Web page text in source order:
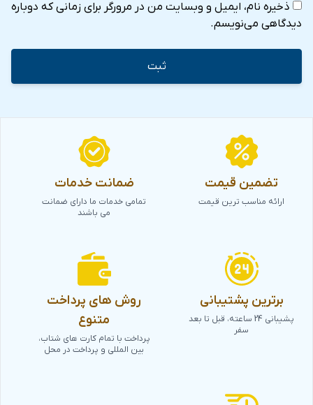
۷) مواد اولیه و افزودنی‌ها
بسته‌بندی‌شده، سالادهای آماده
محصولات بدون گلوتن، غذاهای رژیمی، سوپر‌فودها و مکمل‌ها
لجستیک، زنجیره تأمین و بسته‌بندی پیشرفته
غرفه‌های ملی و برندهای بزرگ جهانی، محصولات اختصاصی
کشورها، عرضه محصولات برندهای مطرح
نوآوری‌های استارتاپی، مفاهیم غذایی نو، فناوری‌های پایدار و
ذخیره نام، ایمیل و وبسایت من در مرورگر برای زمانی که دوباره
دیدگاهی می‌نویسم.
تضمین قیمت
ارائه مناسب ترین قیمت
ضمانت خدمات
تمامی خدمات ما دارای ضمانت
می باشند
برترین پشتیبانی
پشیبانی 24 ساعته، قبل تا بعد
سفر
روش های پرداخت
متنوع
پرداخت با تمام کارت های شتاب،
بین المللی و پرداخت در محل